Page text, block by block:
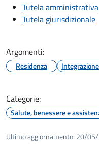
Tutela amministrativa
Tutela giurisdizionale
Argomenti:
Residenza
Categorie:
Salute, benessere e
Ultimo aggiornamento: 20/05/